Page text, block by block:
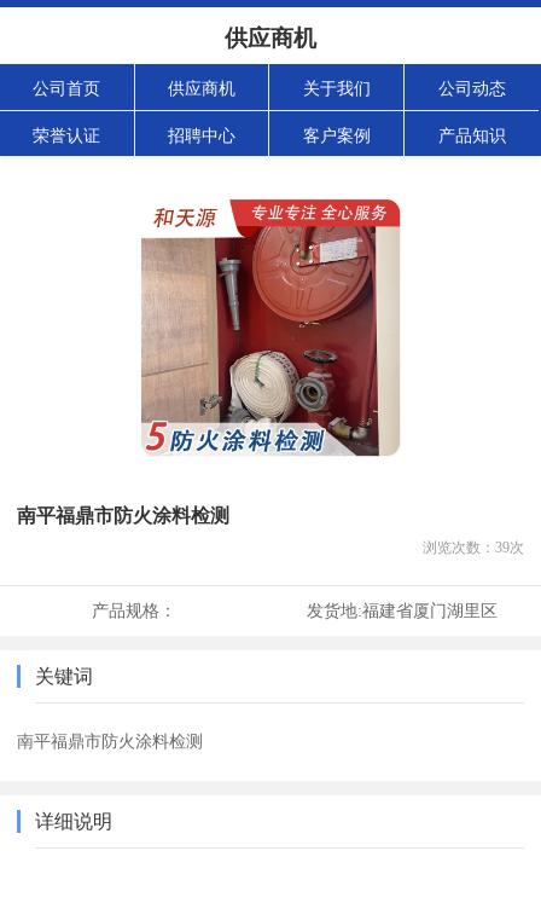
供应商机
公司首页 供应商机 关于我们 公司动态
荣誉认证 招聘中心 客户案例 产品知识
南平福鼎市防火涂料检测
浏览次数： 39次
产品规格： 发货地:福建省厦门湖里区
关键词
南平福鼎市防火涂料检测
详细说明